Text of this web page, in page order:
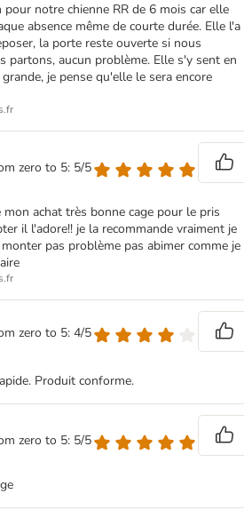
notre chienne RR de 6 mois car elle
absence même de courte durée. Elle l'a
la porte reste ouverte si nous
partons, aucun problème. Elle s'y sent en
je pense qu'elle le sera encore
zero to 5: 5/5
achat très bonne cage pour le pris
il l'adore!! je la recommande vraiment je
pas problème pas abimer comme je
zero to 5: 4/5
Produit conforme.
zero to 5: 5/5